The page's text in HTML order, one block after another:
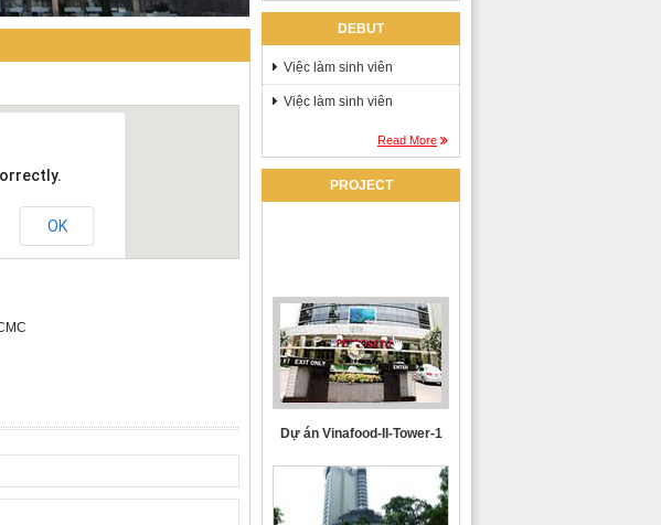
OK
DEBUT
Việc làm sinh viên
Việc làm sinh viên
Read More
PROJECT
Dự án Vinafood-II-Tower-1